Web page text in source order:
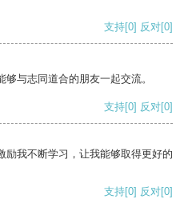
支持[0] 反对[0]
与志同道合的朋友一起交流。
支持[0] 反对[0]
励我不断学习，让我能够取得更好的
支持[0] 反对[0]